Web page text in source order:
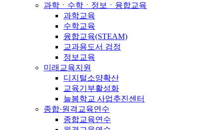
과학ㆍ수학ㆍ정보ㆍ융합교육
과학교육
수학교육
융합교육(STEAM)
교과용도서 검정
정보교육
미래교육지원
디지털소양확산
교육기부활성화
늘봄학교 사업추진센터
종합·원격교육연수
종합교육연수